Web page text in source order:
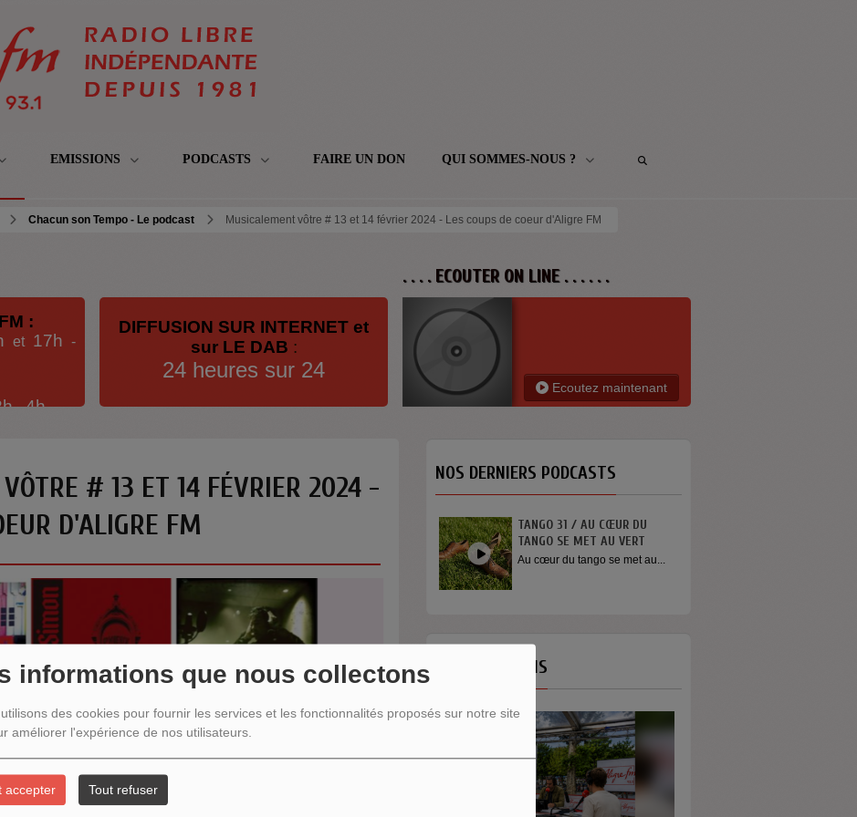
informations que nous collectons
des cookies pour fournir les services et les fonctionnalités proposés sur notre site
améliorer l'expérience de nos utilisateurs.
accepter Tout refuser
EMISSIONS PODCASTS FAIRE UN DON QUI SOMMES-NOUS ?
Chacun son Tempo - Le podcast Musicalement vôtre # 13 et 14 février 2024 - Les coups de coeur d'Aligre FM
:
et 17h -
-4h
DIFFUSION SUR INTERNET et
sur LE DAB :
24 heures sur 24
. . . . ECOUTER ON LINE . . . . . .
Ecoutez maintenant
# 13 ET 14 FÉVRIER 2024 -
D'ALIGRE FM
NOS DERNIERS PODCASTS
TANGO 31 / AU CŒUR DU
TANGO SE MET AU VERT
Au cœur du tango se met au...
NOS ÉMISSIONS